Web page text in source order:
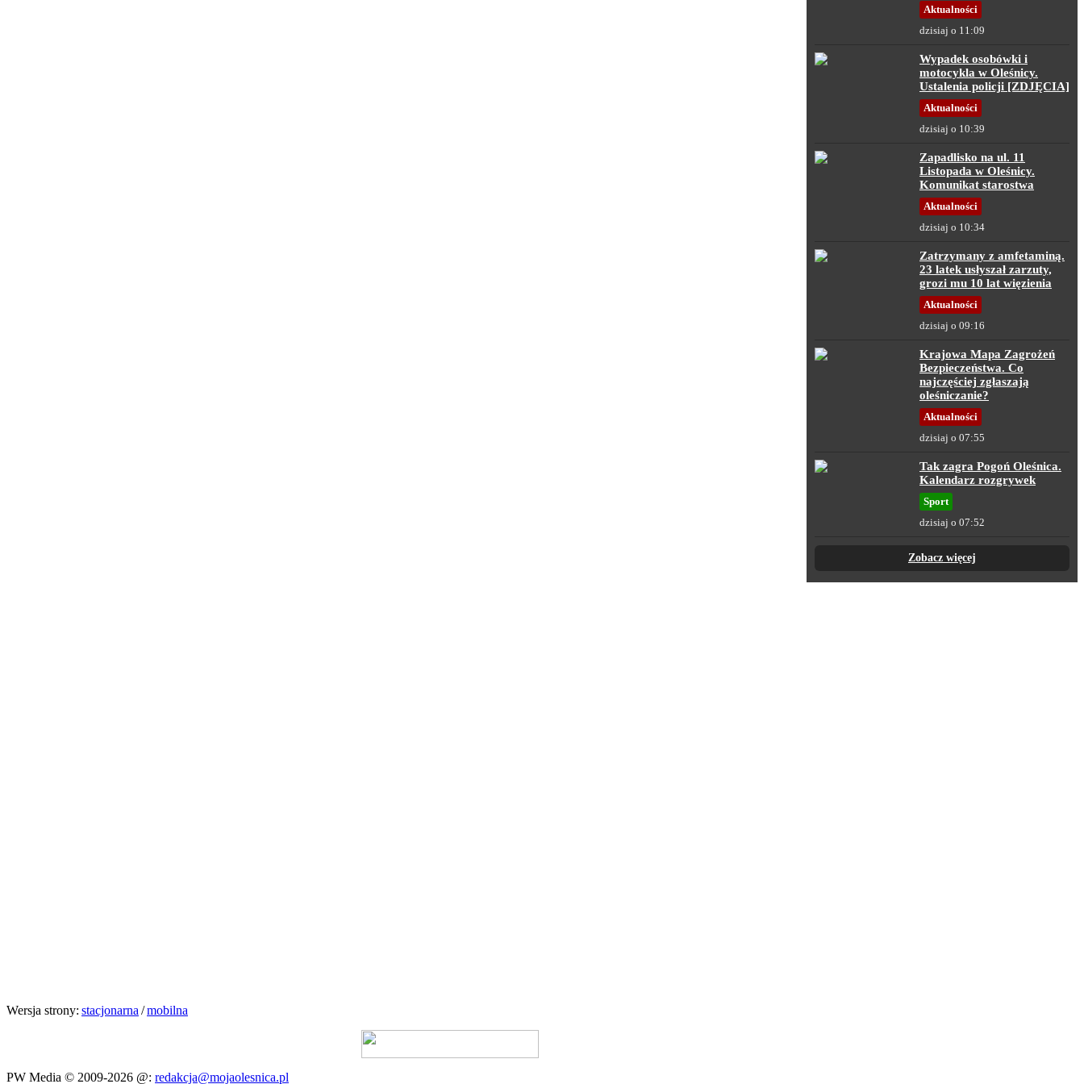
Aktualności
dzisiaj o 11:09
Wypadek osobówki i
motocykla w Oleśnicy.
Ustalenia policji [ZDJĘCIA]
Aktualności
dzisiaj o 10:39
Zapadlisko na ul. 11
Listopada w Oleśnicy.
Komunikat starostwa
Aktualności
dzisiaj o 10:34
Zatrzymany z amfetaminą.
23 latek usłyszał zarzuty,
grozi mu 10 lat więzienia
Aktualności
dzisiaj o 09:16
Krajowa Mapa Zagrożeń
Bezpieczeństwa. Co
najczęściej zgłaszają
oleśniczanie?
Aktualności
dzisiaj o 07:55
Tak zagra Pogoń Oleśnica.
Kalendarz rozgrywek
Sport
dzisiaj o 07:52
Zobacz więcej
Wersja strony: stacjonarna /mobilna
PW Media © 2009-2026 @: redakcja@mojaolesnica.pl